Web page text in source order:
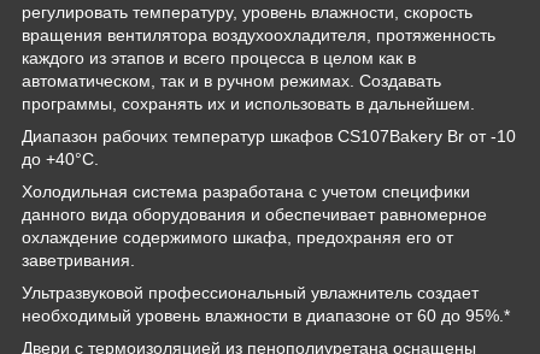
регулировать температуру, уровень влажности, скорость
вращения вентилятора воздухоохладителя, протяженность
каждого из этапов и всего процесса в целом как в
автоматическом, так и в ручном режимах. Создавать
программы, сохранять их и использовать в дальнейшем.
Диапазон рабочих температур шкафов CS107Bakery Br от -10
до +40°С.
Холодильная система разработана с учетом специфики
данного вида оборудования и обеспечивает равномерное
охлаждение содержимого шкафа, предохраняя его от
заветривания.
Ультразвуковой профессиональный увлажнитель создает
необходимый уровень влажности в диапазоне от 60 до 95%.*
Двери с термоизоляцией из пенополиуретана оснащены